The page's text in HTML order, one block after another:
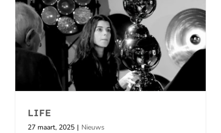
LIFE
27 maart, 2025 | Nieuws